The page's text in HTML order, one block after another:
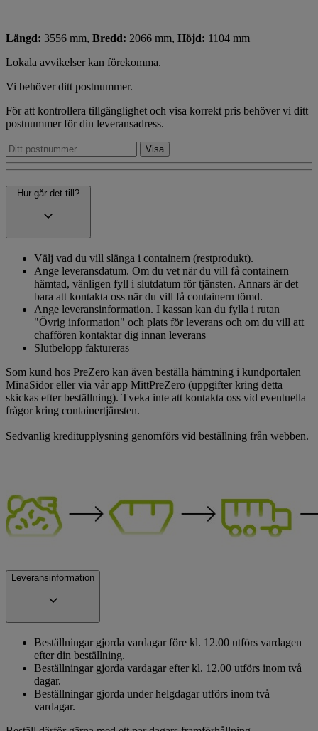
Längd: 3556 mm, Bredd: 2066 mm, Höjd: 1104 mm
Lokala avvikelser kan förekomma.
Vi behöver ditt postnummer.
För att kontrollera tillgänglighet och visa korrekt pris behöver vi ditt
postnummer för din leveransadress.
Hur går det till?
Välj vad du vill slänga i containern (restprodukt).
Ange leveransdatum. Om du vet när du vill få containern
hämtad, vänligen fyll i slutdatum för tjänsten. Annars är det
bara att kontakta oss när du vill få containern tömd.
Ange leveransinformation. I kassan kan du fylla i rutan
"Övrig information" och plats för leverans och om du vill att
chaffören kontaktar dig innan leverans
Slutbelopp faktureras
Som kund hos PreZero kan även beställa hämtning i kundportalen
MinaSidor eller via vår app MittPreZero (uppgifter kring detta
skickas efter beställning). Tveka inte att kontakta oss vid eventuella
frågor kring containertjänsten.
Sedvanlig kreditupplysning genomförs vid beställning från webben.
Leveransinformation
Beställningar gjorda vardagar före kl. 12.00 utförs vardagen
efter din beställning.
Beställningar gjorda vardagar efter kl. 12.00 utförs inom två
dagar.
Beställningar gjorda under helgdagar utförs inom två
vardagar.